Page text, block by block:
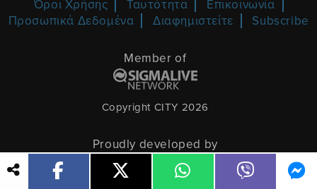
Όροι Χρήσης Ταυτότητα
Επικοινωνία
Προσωπικά Δεδομένα
Διαφημιστείτε Subscribe
Member of
Copyright CITY 2026
Proudly developed by